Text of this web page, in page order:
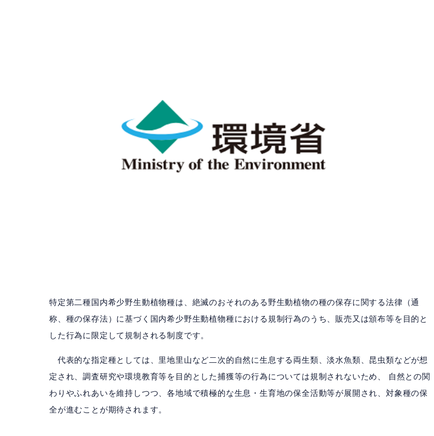
特定第二種国内希少野生動植物種は、絶滅のおそれのある野生動植物の種の保存に関する法律（通
称、種の保存法）に基づく国内希少野生動植物種における規制行為のうち、販売又は頒布等を目的と
した行為に限定して規制される制度です。
代表的な指定種としては、里地里山など二次的自然に生息する両生類、淡水魚類、昆虫類などが想
定され、調査研究や環境教育等を目的とした捕獲等の行為については規制されないため、 自然との関
わりやふれあいを維持しつつ、各地域で積極的な生息・生育地の保全活動等が展開され、対象種の保
全が進むことが期待されます。